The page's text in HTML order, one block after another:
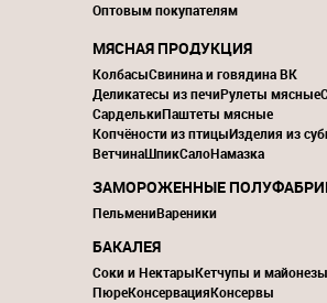
Оптовым покупателям
МЯСНАЯ ПРОДУКЦИЯ
КолбасыСвинина и говядина ВК
Деликатесы из печиРулеты мясные
СарделькиПаштеты мясные
Копчёности из птицыИзделия из
ВетчинаШпикСалоНамазка
ЗАМОРОЖЕННЫЕ
ПельмениВареники
БАКАЛЕЯ
Соки и НектарыКетчупы и майонезы
ПюреКонсервацияКонсервы